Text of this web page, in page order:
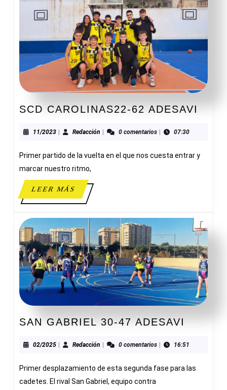
SCD CAROLINAS22-62 ADESAVI
11/202311/2023Redacción Redacción0 comentarios 07:30
Primer partido de la vuelta en el que nos cuesta entrar y
marcar nuestro ritmo,
LEER MÁSLEER
MÁS
SAN GABRIEL 30-47 ADESAVI
30-
02/202502/2025Redacción Redacción0 comentarios 16:51
Primer desplazamiento de esta segunda fase para las
cadetes. El rival San Gabriel, equipo contra